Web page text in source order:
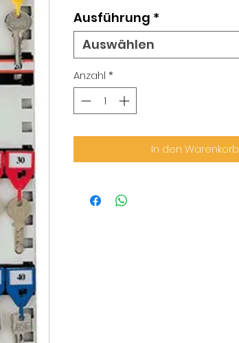
Ausführung *
Auswählen
Anzahl *
In den Warenkorb